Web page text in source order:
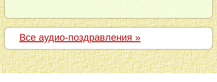
Все аудио-поздравления »